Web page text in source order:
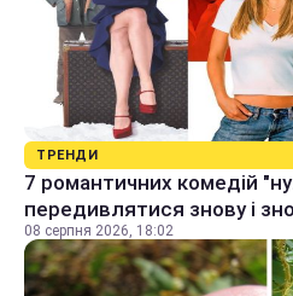
ТРЕНДИ
7 романтичних комедій
передивлятися знову і
08 серпня 2026, 18:02